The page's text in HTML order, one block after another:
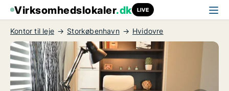
Virksomhedslokaler.dk LIVE
Kontor til leje Storkøbenhavn Hvidovre